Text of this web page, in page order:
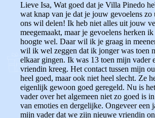
Lieve Isa, Wat goed dat je Villa Pinedo
wat knap van je dat je jouw gevoelens zo
ons wil delen! Ik heb niet alles uit jouw
meegemaakt, maar je gevoelens herken
hoogte wel. Daar wil ik je graag in
wil ik wel zeggen dat ik jonger was toen
elkaar gingen. Ik was 13 toen mijn vader
vriendin kreeg. Het contact tussen mijn
heel goed, maar ook niet heel slecht. Ze
eigenlijk gewoon goed geregeld. Nu is
vader over het algemeen niet zo goed is
van emoties en dergelijke. Ongeveer een
mijn vader dat we zijn nieuwe vriendin